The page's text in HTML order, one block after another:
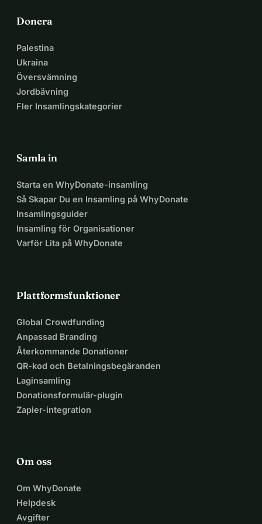
Donera
Palestina
Ukraina
Översvämning
Jordbävning
Fler Insamlingskategorier
Samla in
Starta en WhyDonate-insamling
Så Skapar Du en Insamling på WhyDonate
Insamlingsguider
Insamling för Organisationer
Varför Lita på WhyDonate
Plattformsfunktioner
Global Crowdfunding
Anpassad Branding
Återkommande Donationer
QR-kod och Betalningsbegäranden
Laginsamling
Donationsformulär-plugin
Zapier-integration
Om oss
Om WhyDonate
Helpdesk
Avgifter